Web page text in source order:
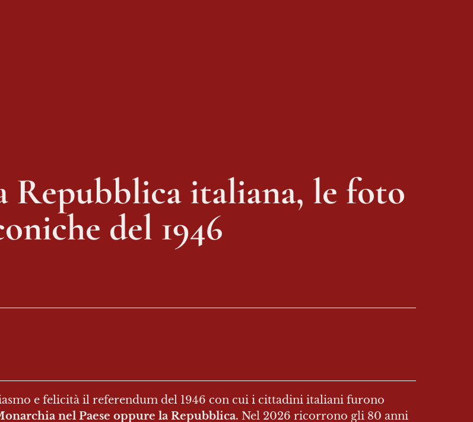
Repubblica italiana, le foto
del 1946
e felicità il referendum del 1946 con cui i cittadini italiani furono
nel Paese oppure la Repubblica. Nel 2026 ricorrono gli 80 anni